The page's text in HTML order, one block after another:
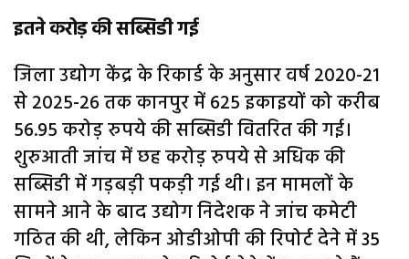
इतने करोड़ की सब्सिडी गई
जिला उद्योग केंद्र के रिकार्ड के अनुसार वर्ष 2020-21
से 2025-26 तक कानपुर में 625 इकाइयों को करीब
56.95 करोड़ रुपये की सब्सिडी वितरित की गई।
शुरुआती जांच में छह करोड़ रुपये से अधिक की
सब्सिडी में गड़बड़ी पकड़ी गई थी। इन मामलों के
सामने आने के बाद उद्योग निदेशक ने जांच कमेटी
गठित की थी, लेकिन ओडीओपी की रिपोर्ट देने में 35